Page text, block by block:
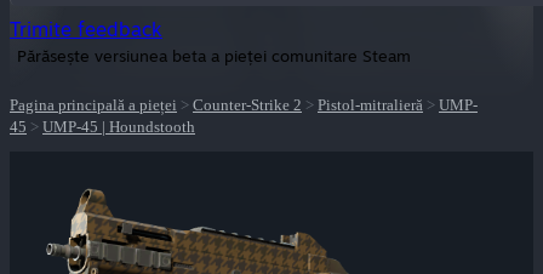
Trimite feedback
Părăsește versiunea beta a pieței comunitare Steam
Pagina principală a pieței > Counter-Strike 2 > Pistol-mitralieră > UMP-
45 > UMP-45 | Houndstooth